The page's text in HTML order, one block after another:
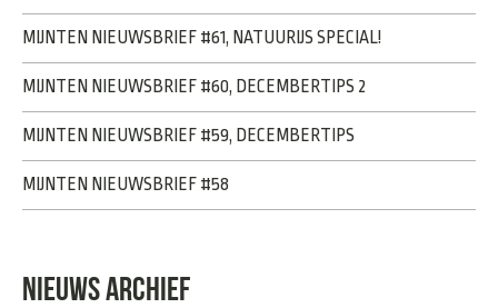
MIJNTEN NIEUWSBRIEF #61, NATUURIJS SPECIAL!
MIJNTEN NIEUWSBRIEF #60, DECEMBERTIPS 2
MIJNTEN NIEUWSBRIEF #59, DECEMBERTIPS
MIJNTEN NIEUWSBRIEF #58
NIEUWS ARCHIEF